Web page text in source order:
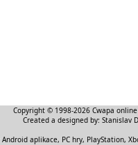
Copyright © 1998-2026 Cwapa
Created a designed by: Stanislav
Android aplikace, PC hry, PlayStation,